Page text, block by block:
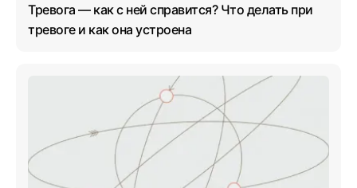
Тревога — как с ней справится? Что делать при
тревоге и как она устроена